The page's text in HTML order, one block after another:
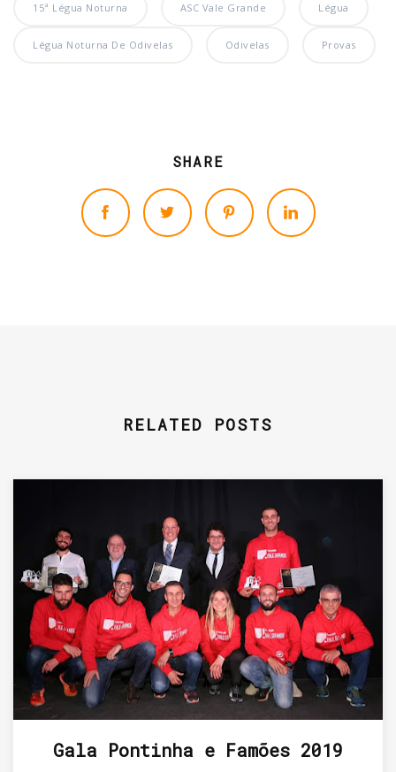
15ª Légua Noturna ASC Vale Grande Légua
Légua Noturna De Odivelas Odivelas Provas
SHARE
RELATED POSTS
Gala Pontinha e Famões 2019